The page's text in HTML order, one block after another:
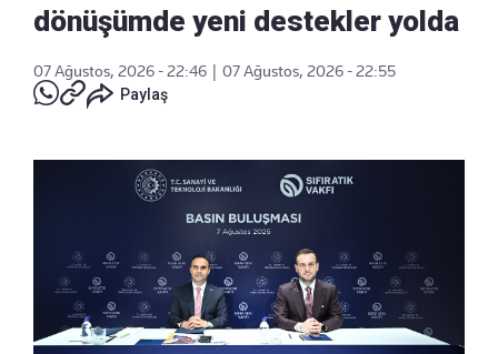
dönüşümde yeni destekler yolda
07 Ağustos, 2026 - 22:46
07 Ağustos, 2026 - 22:55
Paylaş